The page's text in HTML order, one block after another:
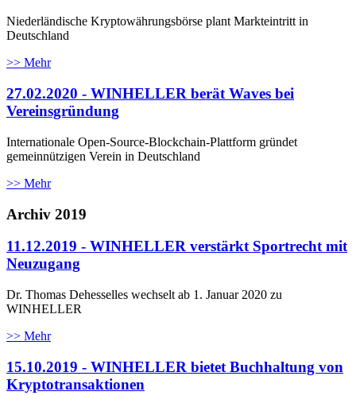
Niederländische Kryptowährungsbörse plant Markteintritt in
Deutschland
>> Mehr
27.02.2020 - WINHELLER berät Waves bei
Vereinsgründung
Internationale Open-Source-Blockchain-Plattform gründet
gemeinnützigen Verein in Deutschland
>> Mehr
Archiv 2019
11.12.2019 - WINHELLER verstärkt Sportrecht mit
Neuzugang
Dr. Thomas Dehesselles wechselt ab 1. Januar 2020 zu
WINHELLER
>> Mehr
15.10.2019 - WINHELLER bietet Buchhaltung von
Kryptotransaktionen